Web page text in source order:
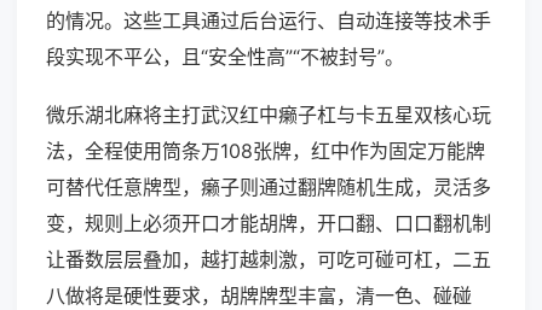
的情况。这些工具通过后台运行、自动连接等技术手
段实现不平公，且“安全性高”“不被封号”。
微乐湖北麻将主打武汉红中癞子杠与卡五星双核心玩
法，全程使用筒条万108张牌，红中作为固定万能牌
可替代任意牌型，癞子则通过翻牌随机生成，灵活多
变，规则上必须开口才能胡牌，开口翻、口口翻机制
让番数层层叠加，越打越刺激，可吃可碰可杠，二五
八做将是硬性要求，胡牌牌型丰富，清一色、碰碰